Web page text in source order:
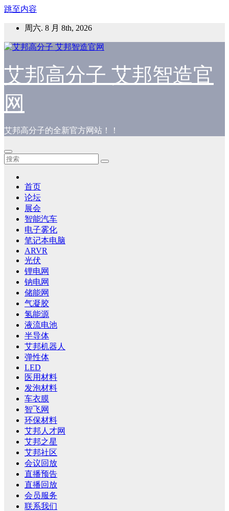
跳至内容
周六. 8 月 8th, 2026
艾邦高分子 艾邦智造官
网
艾邦高分子的全新官方网站！！
首页
论坛
展会
智能汽车
电子雾化
笔记本电脑
ARVR
光伏
锂电网
钠电网
储能网
气凝胶
氢能源
液流电池
半导体
艾邦机器人
弹性体
LED
医用材料
发泡材料
车衣膜
智飞网
环保材料
艾邦人才网
艾邦之星
艾邦社区
会议回放
直播预告
直播回放
会员服务
联系我们